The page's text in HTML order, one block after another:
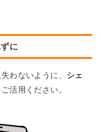
に
わないように、 シェ
活用ください。